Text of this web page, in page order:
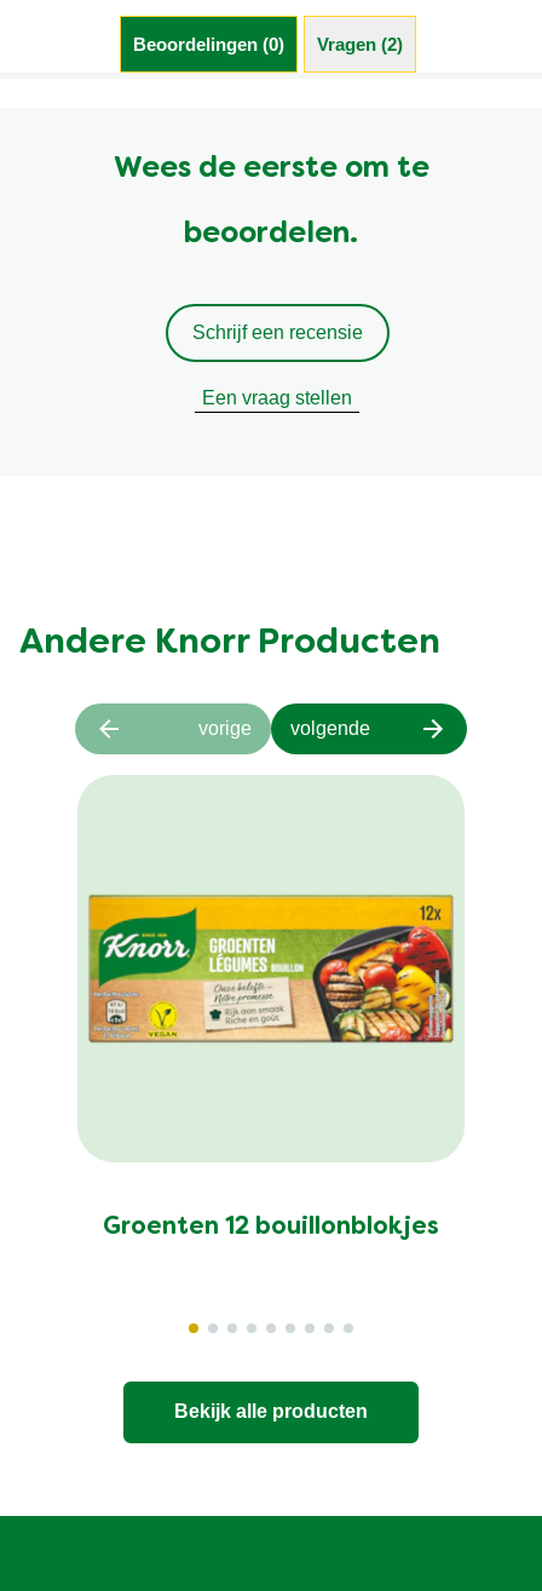
Beoordelingen (0) Vragen (2)
Wees de eerste om te
beoordelen.
Schrijf een recensie
Een vraag stellen
Andere Knorr Producten
Groenten 12 bouillonblokjes
vorige volgende
Bekijk alle producten